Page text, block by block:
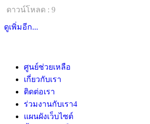
ดาวน์โหลด : 9
ดูเพิ่มอีก...
ศูนย์ช่วยเหลือ
เกี่ยวกับเรา
ติดต่อเรา
ร่วมงานกับเรา4
แผนผังเว็บไซต์